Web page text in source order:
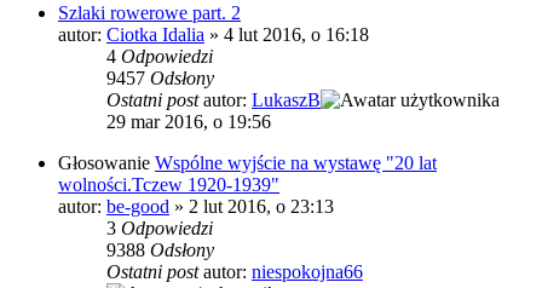
Szlaki rowerowe part. 2
autor: Ciotka Idalia » 4 lut 2016, o 16:18
4 Odpowiedzi
9457 Odsłony
Ostatni postautor: LukaszB
29 mar 2016, o 19:56
Głosowanie Wspólne wyjście na wystawę "20 lat
wolności.Tczew 1920-1939"
autor: be-good » 2 lut 2016, o 23:13
3 Odpowiedzi
9388 Odsłony
Ostatni postautor: niespokojna66